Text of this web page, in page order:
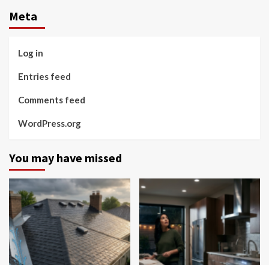
Meta
Log in
Entries feed
Comments feed
WordPress.org
You may have missed